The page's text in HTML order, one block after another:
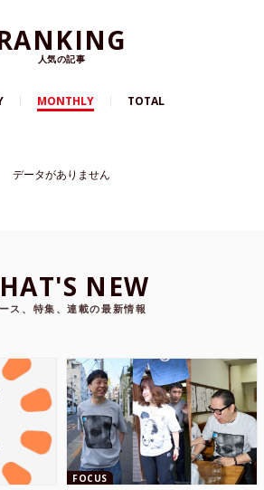
人気の記事
MONTHLY TOTAL
データがありません
NEW
ス、特集、連載の最新情報
FOCUS